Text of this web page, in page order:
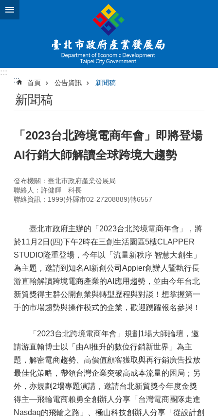
跳到主要內容區塊
:::
::: 首頁 公告資訊 新聞稿
新聞稿
「2023台北跨境電商年會」即將登場
AI行銷大師解讀全球跨境大趨勢
發布機關：臺北市政府產業發展局
聯絡人：許健輝 科長
聯絡資訊：1999(外縣市02-27208889)轉6557
臺北市政府主辦的「2023台北跨境電商年會」，將
於11月2日(四)下午2時在三創生活園區5樓CLAPPER
STUDIO隆重登場，今年以「流量新秩序 智慧大創生」
為主題，邀請到知名AI新創公司Appier創辦人暨執行長
游直翰解讀跨境電商產業的AI應用趨勢，並由今年台北
新貿獎得主群公開創業與轉型歷程與對談！想掌握第一
手的市場趨勢與操作模式的企業，歡迎踴躍報名參與！
「2023台北跨境電商年會」規劃1場大師論壇，邀
請游直翰博士以「由AI推升的數位行銷新世界」為主
題，解密電商趨勢、高價值顧客獲取與再行銷廣告投放
最佳化策略，帶領台灣企業突破高成本流量的困局；另
外，亦規劃2場專題演講，邀請台北新貿獎今年度金獎
得主—飛輪電商賴勇全創辦人分享「台灣電商團隊走進
Nasdaq的飛輪之路」、極山科技創辦人分享「從設計創